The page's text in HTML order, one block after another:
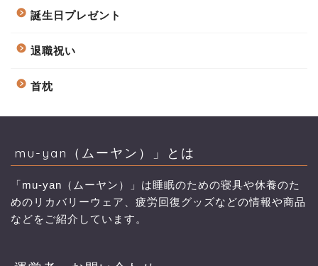
誕生日プレゼント
退職祝い
首枕
mu-yan（ムーヤン）」とは
「mu-yan（ムーヤン）」は睡眠のための寝具や休養のた
めのリカバリーウェア、疲労回復グッズなどの情報や商品
などをご紹介しています。